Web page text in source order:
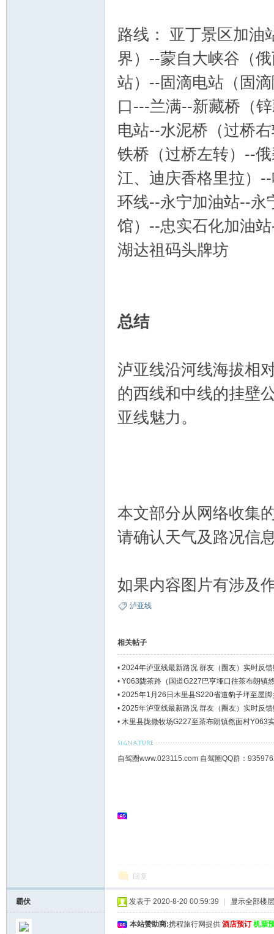
路线： 亚丁景区加油
界）--蒙自大峡谷（
站）--固滴电站（固
口---兰满--新藏桥（
电站--水泥桥（过桥
铁桥（过桥左转）--
江、迪庆香格里拉）
环线--永宁加油站--永
馆）--忠实石化加油
湖达祖码头牌坊
总结
泸亚线沿河线海拔相
的西线和中线的挂壁
亚线魅力。
本文部分从网络收集
请确认天气及路况信
如果内容图片有涉及
泸亚线
相关帖子
• 2024年泸亚线最新路况 群友（圈友）实时反
• Y063陇茶路（国道G227巴亨垭口往茶布朗镇
• 2025年1月26日木里县S220省道豹子坪至屋
• 2025年泸亚线最新路况 群友（圈友）实时反
• 木里县陇撒牧场G227至茶布朗镇然面村Y063
自驾圈www.023115.com 自驾圈QQ群：
回复
霸伏 发表于 2020-8-20 00:59:39 显示全部楼层
本站赞助商:携程旅行网提供 酒店预订 机票